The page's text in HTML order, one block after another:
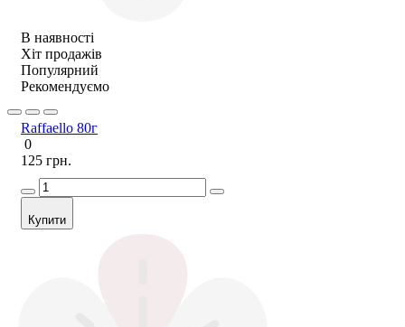
В наявності
Хіт продажів
Популярний
Рекомендуємо
Raffaello 80г
0
125 грн.
Купити